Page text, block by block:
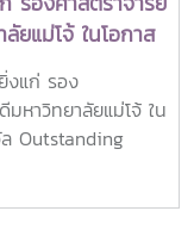
ยแม่โจ้ ในโอกาส
งแก่ รอง
หาวิทยาลัยแม่โจ้ ใน
ล Outstanding
ฑิตศึกษาและการ